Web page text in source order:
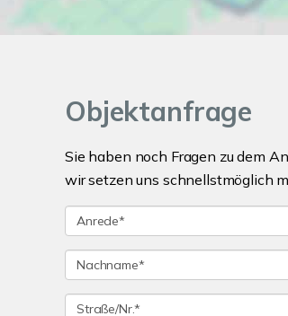
Objektanfrage
Sie haben noch Fragen zu dem
wir setzen uns schnellstmöglich